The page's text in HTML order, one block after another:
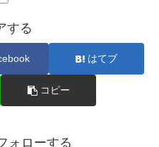
する
はてブ
コピー
ォローする